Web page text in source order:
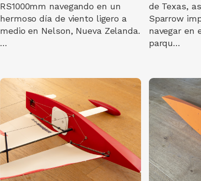
RS1000mm navegando en un
hermoso día de viento ligero a
medio en Nelson, Nueva Zelanda.
…
de Texas,
Sparrow
navegar en
parqu…